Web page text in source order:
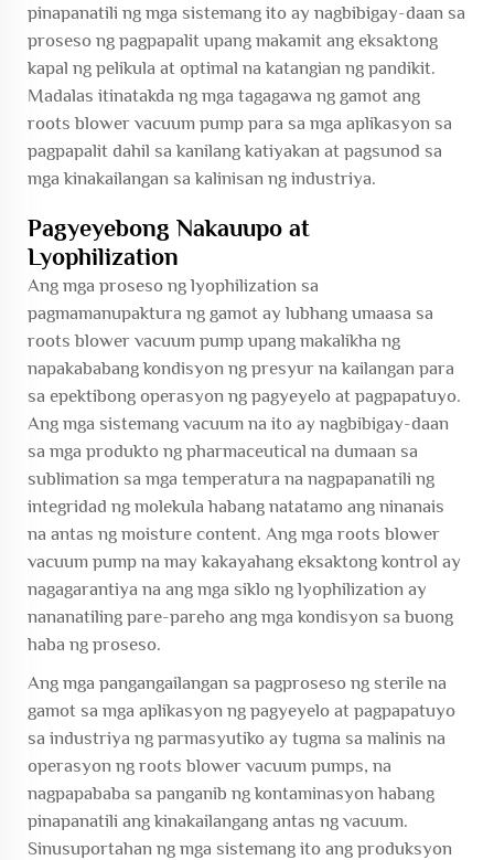
pinapanatili ng mga sistemang ito ay nagbibigay-daan sa
proseso ng pagpapalit upang makamit ang eksaktong
kapal ng pelikula at optimal na katangian ng pandikit.
Madalas itinatakda ng mga tagagawa ng gamot ang
roots blower vacuum pump para sa mga aplikasyon sa
pagpapalit dahil sa kanilang katiyakan at pagsunod sa
mga kinakailangan sa kalinisan ng industriya.
Pagyeyebong Nakauupo at
Lyophilization
Ang mga proseso ng lyophilization sa
pagmamanupaktura ng gamot ay lubhang umaasa sa
roots blower vacuum pump upang makalikha ng
napakababang kondisyon ng presyur na kailangan para
sa epektibong operasyon ng pagyeyelo at pagpapatuyo.
Ang mga sistemang vacuum na ito ay nagbibigay-daan
sa mga produkto ng pharmaceutical na dumaan sa
sublimation sa mga temperatura na nagpapanatili ng
integridad ng molekula habang natatamo ang ninanais
na antas ng moisture content. Ang mga roots blower
vacuum pump na may kakayahang eksaktong kontrol ay
nagagarantiya na ang mga siklo ng lyophilization ay
nananatiling pare-pareho ang mga kondisyon sa buong
haba ng proseso.
Ang mga pangangailangan sa pagproseso ng sterile na
gamot sa mga aplikasyon ng pagyeyelo at pagpapatuyo
sa industriya ng parmasyutiko ay tugma sa malinis na
operasyon ng roots blower vacuum pumps, na
nagpapababa sa panganib ng kontaminasyon habang
pinapanatili ang kinakailangang antas ng vacuum.
Sinusuportahan ng mga sistemang ito ang produksyon